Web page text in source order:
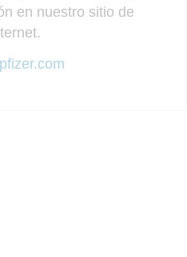
en nuestro sitio de